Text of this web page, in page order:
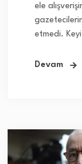
ele
etmedi.
Devam